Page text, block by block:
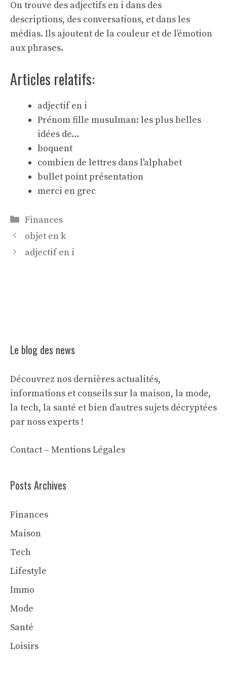
On trouve des adjectifs en i dans des
descriptions, des conversations, et dans les
médias. Ils ajoutent de la couleur et de l’émotion
aux phrases.
Articles relatifs:
adjectif en i
Prénom fille musulman: les plus belles
idées de…
boquent
combien de lettres dans l'alphabet
bullet point présentation
merci en grec
Catégories
Finances
objet en k
adjectif en i
Le blog des news
Découvrez nos dernières actualités,
informations et conseils sur la maison, la mode,
la tech, la santé et bien d’autres sujets décryptées
par noss experts !
Contact – Mentions Légales
Posts Archives
Finances
Maison
Tech
Lifestyle
Immo
Mode
Santé
Loisirs